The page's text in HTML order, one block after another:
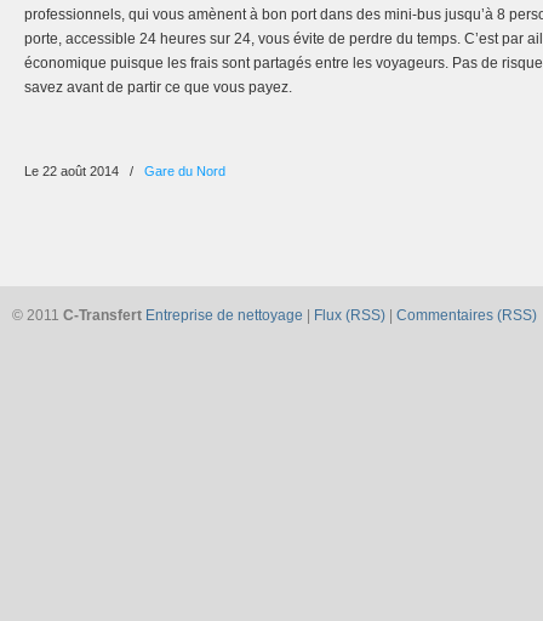
professionnels, qui vous amènent à bon port dans des mini-bus jusqu’à 8
porte, accessible 24 heures sur 24, vous évite de perdre du temps. C’est par
économique puisque les frais sont partagés entre les voyageurs. Pas de
savez avant de partir ce que vous payez.
Le 22 août 2014 / Gare du Nord
© 2011 C-Transfert Entreprise de nettoyage Flux (RSS) Commentaires (RSS)